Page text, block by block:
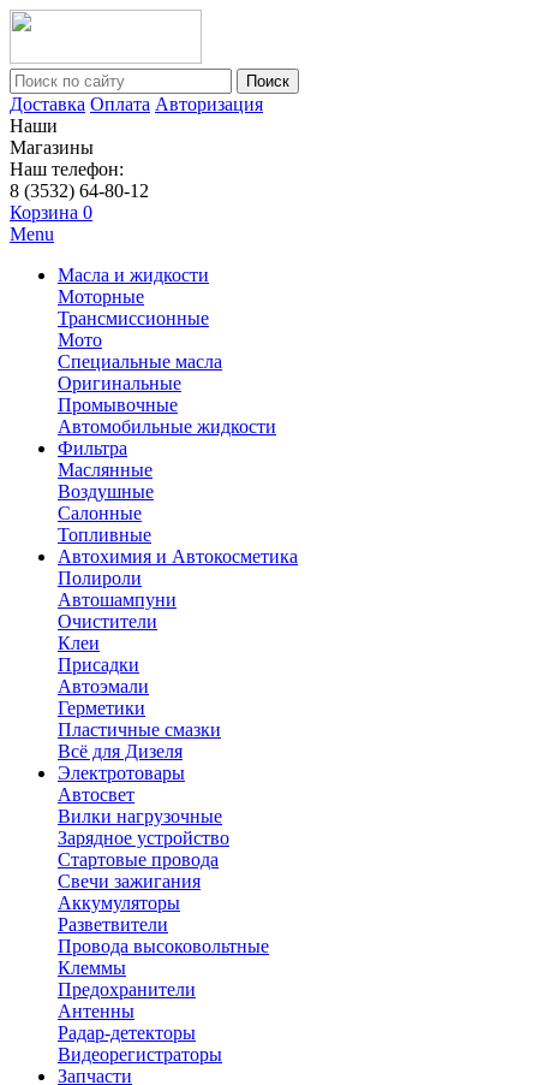
Поиск
Доставка Оплата Авторизация
Наши
Магазины
Наш телефон:
8 (3532) 64-80-12
Корзина 0
Menu
Масла и жидкости
Моторные
Трансмиссионные
Мото
Специальные масла
Оригинальные
Промывочные
Автомобильные жидкости
Фильтра
Маслянные
Воздушные
Салонные
Топливные
Автохимия и Автокосметика
Полироли
Автошампуни
Очистители
Клеи
Присадки
Автоэмали
Герметики
Пластичные смазки
Всё для Дизеля
Электротовары
Автосвет
Вилки нагрузочные
Зарядное устройство
Стартовые провода
Свечи зажигания
Аккумуляторы
Разветвители
Провода высоковольтные
Клеммы
Предохранители
Антенны
Радар-детекторы
Видеорегистраторы
Запчасти